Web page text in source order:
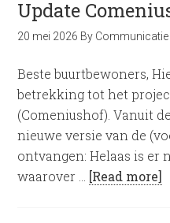
Update
20 mei 2026 By
Beste buurtbewoners,
betrekking tot het
(Comeniushof). Vanuit
nieuwe versie van de
ontvangen: Helaas is er
waarover … [Read more]